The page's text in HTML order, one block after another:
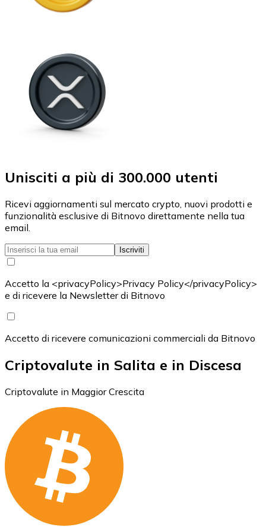
Unisciti a più di 300.000 utenti
Ricevi aggiornamenti sul mercato crypto, nuovi prodotti e
funzionalità esclusive di Bitnovo direttamente nella tua
email.
Iscriviti
Accetto la <privacyPolicy>Privacy Policy</privacyPolicy>
e di ricevere la Newsletter di Bitnovo
Accetto di ricevere comunicazioni commerciali da Bitnovo
Criptovalute in Salita e in Discesa
Criptovalute in Maggior Crescita